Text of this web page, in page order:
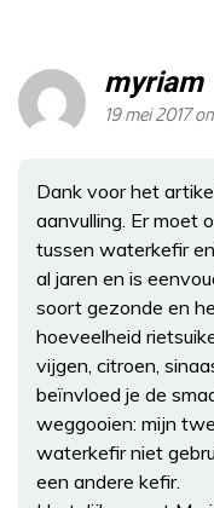
myriam
19 mei 2017
Dank voor het
aanvulling. Er moet
tussen waterkefir
al jaren en is
soort gezonde en
hoeveelheid
vijgen, citroen,
beïnvloed je de
weggooien: mijn
waterkefir niet
een andere kefir.